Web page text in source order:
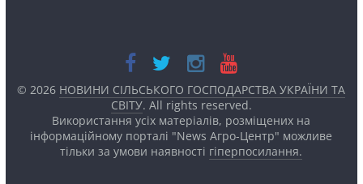
© 2026 НОВИНИ СІЛЬСЬКОГО ГОСПОДАРСТВА УКРАЇНИ ТА
СВІТУ. All rights reserved.
Використання усіх матеріалів, розміщених на
інформаційному порталі "News Агро-Центр" можливе
тільки за умови наявності гіперпосилання.